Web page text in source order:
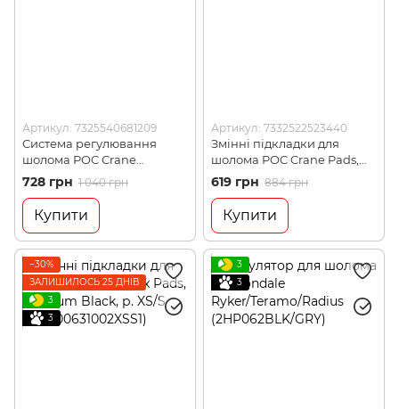
Артикул: 7325540681209
Система регулювання
шолома POC Crane
Adjustment System, Black,
One Size (PC
702239099ONE)
728 грн 1 040 грн
Купити
Артикул: 7332522523440
Змінні підкладки для
шолома POC Crane Pads,
Uranium Black, р. XL/XXL
(PC 700701002XLX1)
619 грн 884 грн
Купити
−30%
ЗАЛИШИЛОСЬ 25 ДНІВ
3
3
3
3